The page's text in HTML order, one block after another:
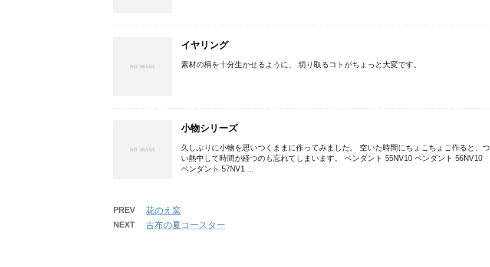
イヤリング
素材の柄を十分生かせるように、 切り取るコトがちょっと大変です。
小物シリーズ
久しぶりに小物を思いつくままに作ってみました。 空いた時間にちょこちょこ作ると、つ
い熱中して時間が経つのも忘れてしまいます。 ペンダント 55NV10 ペンダント 56NV10
ペンダント 57NV1 ...
PREV 花のえ窯
NEXT 古布の夏コースター